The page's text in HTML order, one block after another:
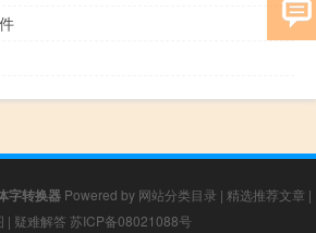
字转换器Powered by 网站分类目录 | 精选推荐文章 |
| 疑难解答 苏ICP备08021088号